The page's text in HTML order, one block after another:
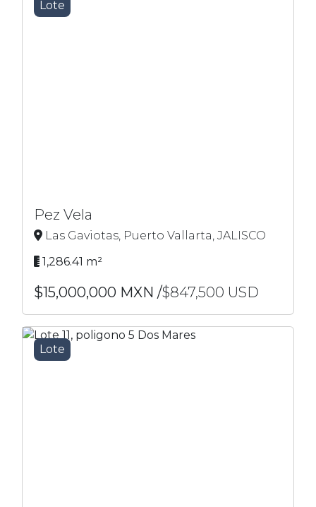
Lote
Pez Vela
Las Gaviotas, Puerto Vallarta, JALISCO
1,286.41 m²
$15,000,000 MXN /$847,500 USD
Lote